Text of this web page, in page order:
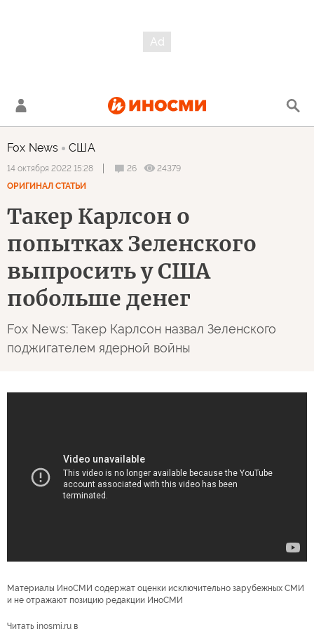
Fox News США
14 октября 2022 15:28 26
24379
ОРИГИНАЛ СТАТЬИ
Такер Карлсон о
попытках Зеленского
выпросить у США
побольше денег
Fox News: Такер Карлсон назвал Зеленского
поджигателем ядерной войны
Материалы ИноСМИ содержат оценки исключительно зарубежных СМИ
и не отражают позицию редакции ИноСМИ
Читать inosmi.ru в